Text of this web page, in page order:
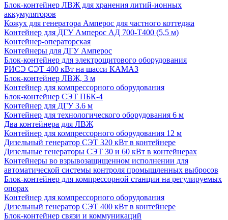
Блок-контейнер ЛВЖ для хранения литий-ионных
аккумуляторов
Кожух для генератора Амперос для частного коттеджа
Контейнер для ДГУ Амперос АД 700-Т400 (5,5 м)
Контейнер-операторская
Контейнеры для ДГУ Амперос
Блок-контейнер для электрощитового оборудования
РИСЭ СЭТ 400 кВт на шасси КАМАЗ
Блок-контейнер ЛВЖ, 3 м
Контейнер для компрессорного оборудования
Блок-контейнер СЭТ ПБК-4
Контейнер для ДГУ 3.6 м
Контейнер для технологического оборудования 6 м
Два контейнера для ЛВЖ
Контейнер для компрессорного оборудования 12 м
Дизельный генератор СЭТ 320 кВт в контейнере
Дизельные генераторы СЭТ 30 и 60 кВт в контейнерах
Контейнеры во взрывозащищенном исполнении для
автоматической системы контроля промышленных выбросов
Блок-контейнер для компрессорной станции на регулируемых
опорах
Контейнер для компрессорного оборудования
Дизельный генератор СЭТ 400 кВт в контейнере
Блок-контейнер связи и коммуникаций